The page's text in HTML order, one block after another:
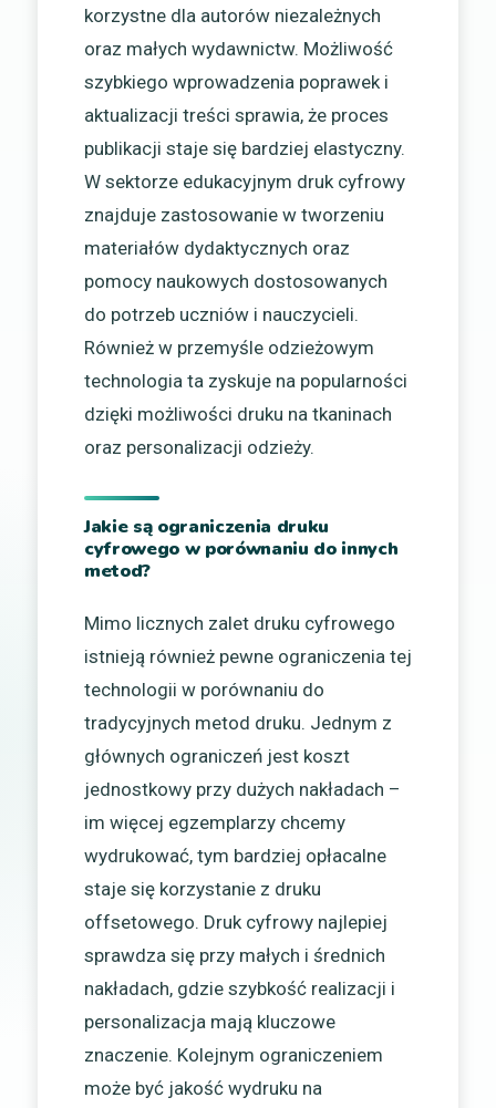
korzystne dla autorów niezależnych
oraz małych wydawnictw. Możliwość
szybkiego wprowadzenia poprawek i
aktualizacji treści sprawia, że proces
publikacji staje się bardziej elastyczny.
W sektorze edukacyjnym druk cyfrowy
znajduje zastosowanie w tworzeniu
materiałów dydaktycznych oraz
pomocy naukowych dostosowanych
do potrzeb uczniów i nauczycieli.
Również w przemyśle odzieżowym
technologia ta zyskuje na popularności
dzięki możliwości druku na tkaninach
oraz personalizacji odzieży.
Jakie są ograniczenia druku
cyfrowego w porównaniu do innych
metod?
Mimo licznych zalet druku cyfrowego
istnieją również pewne ograniczenia tej
technologii w porównaniu do
tradycyjnych metod druku. Jednym z
głównych ograniczeń jest koszt
jednostkowy przy dużych nakładach –
im więcej egzemplarzy chcemy
wydrukować, tym bardziej opłacalne
staje się korzystanie z druku
offsetowego. Druk cyfrowy najlepiej
sprawdza się przy małych i średnich
nakładach, gdzie szybkość realizacji i
personalizacja mają kluczowe
znaczenie. Kolejnym ograniczeniem
może być jakość wydruku na